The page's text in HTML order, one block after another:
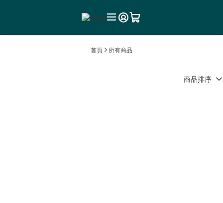
首頁 所有商品
商品排序